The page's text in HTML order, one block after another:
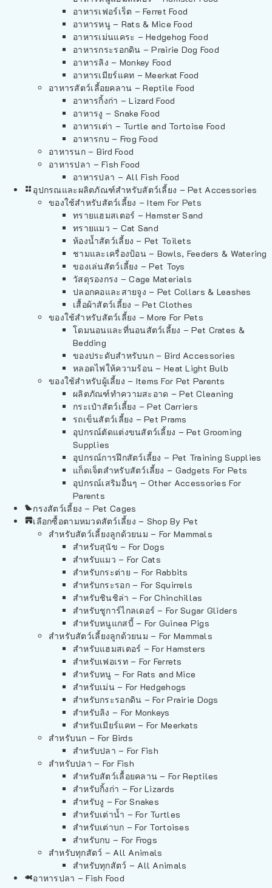
อาหารเฟอร์เร็ต – Ferret Food
อาหารหนู – Rats & Mice Food
อาหารเม่นแคระ – Hedgehog Food
อาหารกระรอกดิน – Prairie Dog Food
อาหารลิง – Monkey Food
อาหารเมียร์แคท – Meerkat Food
อาหารสัตว์เลี้อยคลาน – Reptile Food
อาหารกิ้งก่า – Lizard Food
อาหารงู – Snake Food
อาหารเต่า – Turtle and Tortoise Food
อาหารกบ – Frog Food
อาหารนก – Bird Food
อาหารปลา – Fish Food
อาหารปลา – All Fish Food
อุปกรณและผลิตภัณฑ์สำหรับสัตว์เลี้ยง – Pet Accessories
ของใช้สำหรับสัตว์เลี้ยง – Item For Pets
ทรายแฮมสเตอร์ – Hamster Sand
ทรายแมว – Cat Sand
ห้องน้ำสัตว์เลี้ยง – Pet Toilets
ชามและเครื่องป้อน – Bowls, Feeders & Watering
ของเล่นสัตว์เลี้ยง – Pet Toys
วัสดุรองกรง – Cage Materials
ปลอกคอและสายจูง – Pet Collars & Leashes
เสื้อผ้าสัตว์เลี้ยง – Pet Clothes
ของใช้สำหรับสัตว์เลี้ยง – More For Pets
โดมนอนและที่นอนสัตว์เลี้ยง – Pet Crates &
Bedding
ของประดับสำหรับนก – Bird Accessories
หลอดไฟให้ความร้อน – Heat Light Bulb
ของใช้สำหรับผู้เลี้ยง – Items For Pet Parents
ผลิตภัณฑ์ทำความสะอาด – Pet Cleaning
กระเป๋าสัตว์เลี้ยง – Pet Carriers
รถเข็นสัตว์เลี้ยง – Pet Prams
อุปกรณ์ตัดแต่งขนสัตว์เลี้ยง – Pet Grooming
Supplies
อุปกรณ์การฝึกสัตว์เลี้ยง – Pet Training Supplies
แก็ดเจ็ตสำหรับสัตว์เลี้ยง – Gadgets For Pets
อุปกรณ์เสริมอื่นๆ – Other Accessories For
Parents
กรงสัตว์เลี้ยง – Pet Cages
เลือกซื้อตามหมวดสัตว์เลี้ยง – Shop By Pet
สำหรับสัตว์เลี้ยงลูกด้วยนม – For Mammals
สำหรับสุนัข – For Dogs
สำหรับแมว – For Cats
สำหรับกระต่าย – For Rabbits
สำหรับกระรอก – For Squirrels
สำหรับชินชิล่า – For Chinchillas
สำหรับชูการ์ไกลเดอร์ – For Sugar Gliders
สำหรับหนูแกสบี้ – For Guinea Pigs
สำหรับสัตว์เลี้ยงลูกด้วยนม – For Mammals
สำหรับแฮมสเตอร์ – For Hamsters
สำหรับเฟอเรท – For Ferrets
สำหรับหนู – For Rats and Mice
สำหรับเม่น – For Hedgehogs
สำหรับกระรอกดิน – For Prairie Dogs
สำหรับลิง – For Monkeys
สำหรับเมียร์แคท – For Meerkats
สำหรับนก – For Birds
สำหรับปลา – For Fish
สำหรับปลา – For Fish
สำหรับสัตว์เลื้อยคลาน – For Reptiles
สำหรับกิ้งก่า – For Lizards
สำหรับงู – For Snakes
สำหรับเต่าน้ำ – For Turtles
สำหรับเต่าบก – For Tortoises
สำหรับกบ – For Frogs
สำหรับทุกสัตว์ – All Animals
สำหรับทุกสัตว์ – All Animals
อาหารปลา – Fish Food